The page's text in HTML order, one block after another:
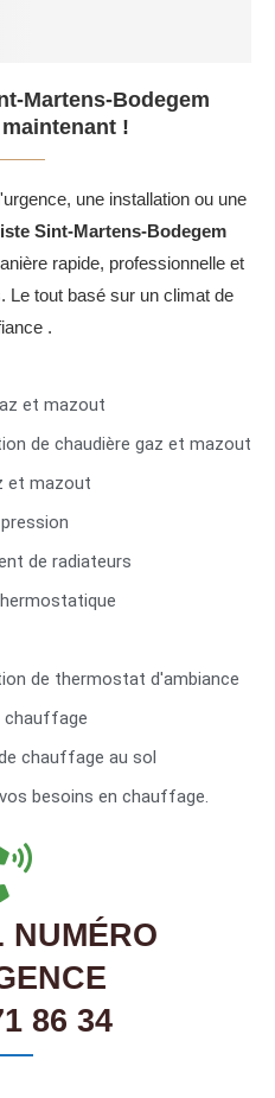
Martens-Bodegem
!
une installation ou une
Sint-Martens-Bodegem
rapide, professionnelle et
Le tout basé sur un climat de
.
et mazout
de chaudière gaz et mazout
et mazout
de radiateurs
de thermostat d'ambiance
chauffage
chauffage au sol
besoins en chauffage.
NUMÉRO
86 34